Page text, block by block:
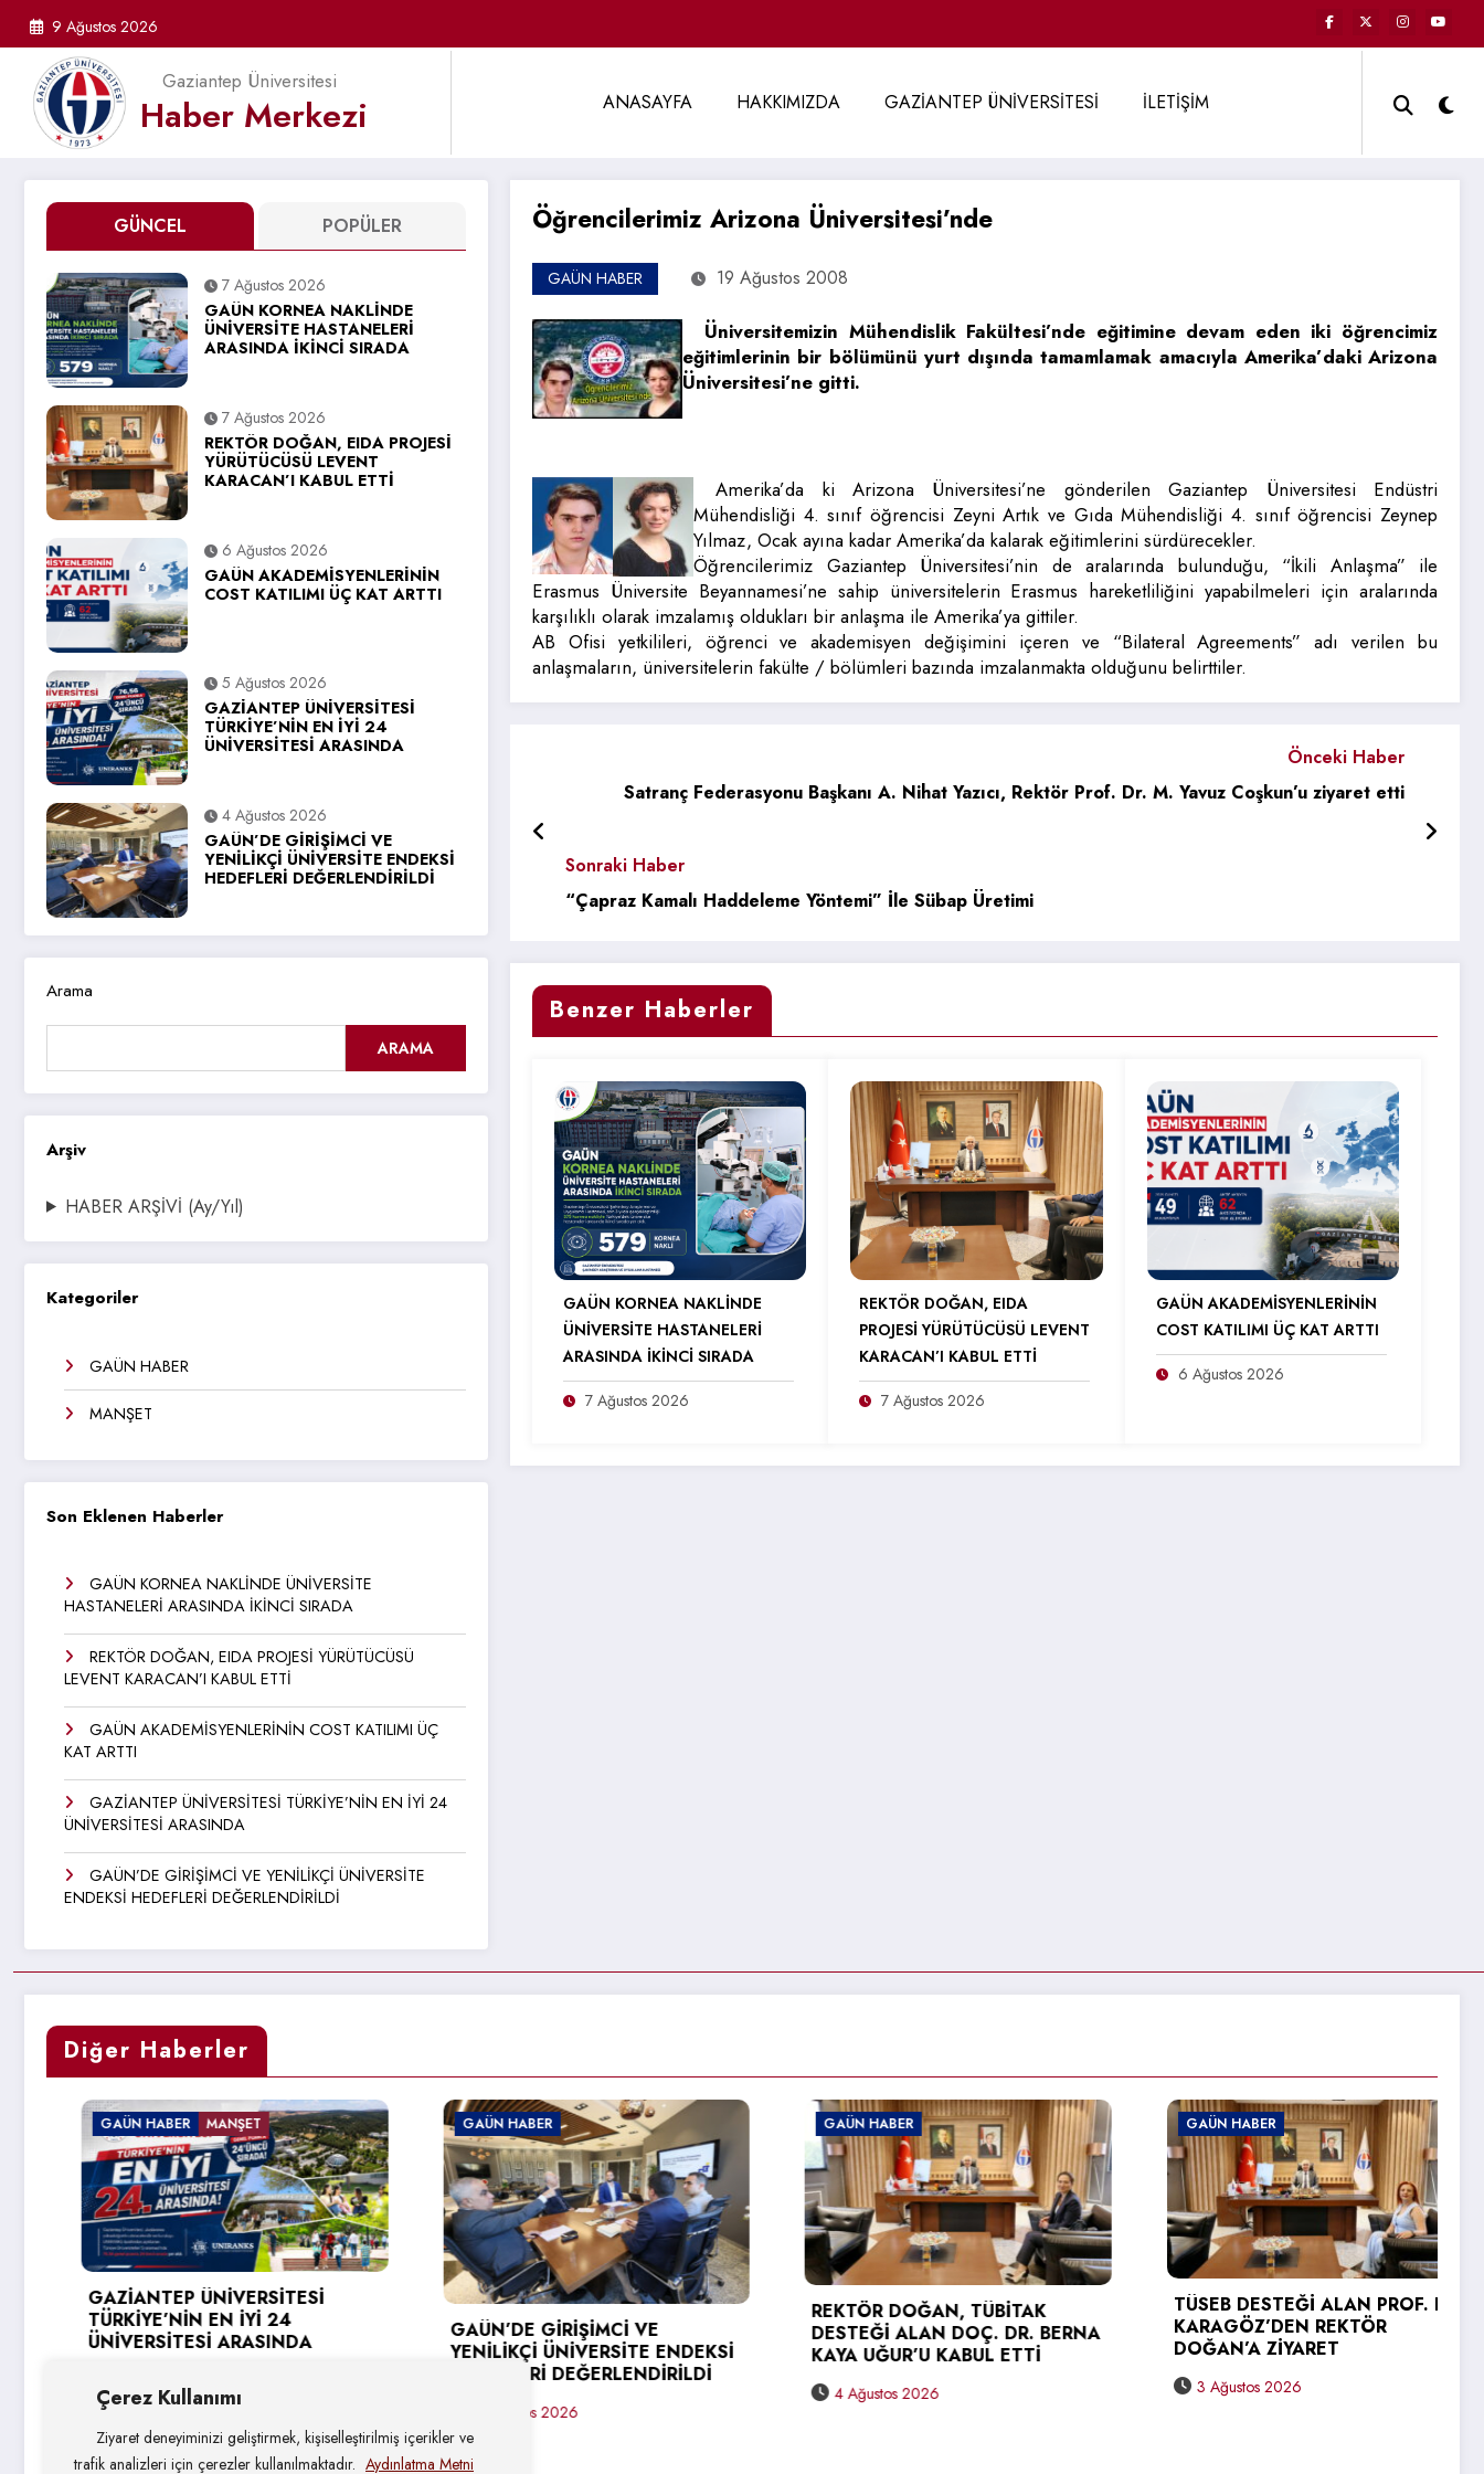
Çerez Kullanımı
Ziyaret deneyiminizi geliştirmek, kişiselleştirilmiş içerikler ve
trafik analizleri için çerezler kullanılmaktadır. Aydınlatma Metni
9 Ağustos 2026
Gaziantep Üniversitesi
Haber Merkezi ANASAYFA HAKKIMIZDA GAZİANTEP ÜNİVERSİTESİ İLETİŞİM
GÜNCEL POPÜLER
7 Ağustos 2026
GAÜN KORNEA NAKLİNDE
ÜNİVERSİTE HASTANELERİ
ARASINDA İKİNCİ SIRADA
7 Ağustos 2026
REKTÖR DOĞAN, EIDA PROJESİ
YÜRÜTÜCÜSÜ LEVENT
KARACAN’I KABUL ETTİ
6 Ağustos 2026
GAÜN AKADEMİSYENLERİNİN
COST KATILIMI ÜÇ KAT ARTTI
5 Ağustos 2026
GAZİANTEP ÜNİVERSİTESİ
TÜRKİYE’NİN EN İYİ 24
ÜNİVERSİTESİ ARASINDA
4 Ağustos 2026
GAÜN’DE GİRİŞİMCİ VE
YENİLİKÇİ ÜNİVERSİTE ENDEKSİ
HEDEFLERİ DEĞERLENDİRİLDİ
Arama
ARAMA
Arşiv
HABER ARŞİVİ (Ay/Yıl)
Kategoriler
GAÜN HABER
MANŞET
Son Eklenen Haberler
GAÜN KORNEA NAKLİNDE ÜNİVERSİTE
HASTANELERİ ARASINDA İKİNCİ SIRADA
REKTÖR DOĞAN, EIDA PROJESİ YÜRÜTÜCÜSÜ
LEVENT KARACAN’I KABUL ETTİ
GAÜN AKADEMİSYENLERİNİN COST KATILIMI ÜÇ
KAT ARTTI
GAZİANTEP ÜNİVERSİTESİ TÜRKİYE’NİN EN İYİ 24
ÜNİVERSİTESİ ARASINDA
GAÜN’DE GİRİŞİMCİ VE YENİLİKÇİ ÜNİVERSİTE
ENDEKSİ HEDEFLERİ DEĞERLENDİRİLDİ
Öğrencilerimiz Arizona Üniversitesi’nde
GAÜN HABER 19 Ağustos 2008
Üniversitemizin Mühendislik Fakültesi’nde eğitimine devam eden iki öğrencimiz
eğitimlerinin bir bölümünü yurt dışında tamamlamak amacıyla Amerika’daki Arizona
Üniversitesi’ne gitti.
Amerika’da ki Arizona Üniversitesi’ne gönderilen Gaziantep Üniversitesi Endüstri
Mühendisliği 4. sınıf öğrencisi Zeyni Artık ve Gıda Mühendisliği 4. sınıf öğrencisi Zeynep
Yılmaz, Ocak ayına kadar Amerika’da kalarak eğitimlerini sürdürecekler.
Öğrencilerimiz Gaziantep Üniversitesi’nin de aralarında bulunduğu, “İkili Anlaşma” ile
Erasmus Üniversite Beyannamesi’ne sahip üniversitelerin Erasmus hareketliliğini yapabilmeleri için aralarında
karşılıklı olarak imzalamış oldukları bir anlaşma ile Amerika’ya gittiler.
AB Ofisi yetkilileri, öğrenci ve akademisyen değişimini içeren ve “Bilateral Agreements” adı verilen bu
anlaşmaların, üniversitelerin fakülte / bölümleri bazında imzalanmakta olduğunu belirttiler.
Önceki Haber
Satranç Federasyonu Başkanı A. Nihat Yazıcı, Rektör Prof. Dr. M. Yavuz Coşkun’u ziyaret etti
Sonraki Haber
“Çapraz Kamalı Haddeleme Yöntemi” İle Sübap Üretimi
Benzer Haberler
GAÜN KORNEA NAKLİNDE
ÜNİVERSİTE HASTANELERİ
ARASINDA İKİNCİ SIRADA
7 Ağustos 2026
REKTÖR DOĞAN, EIDA
PROJESİ YÜRÜTÜCÜSÜ LEVENT
KARACAN’I KABUL ETTİ
7 Ağustos 2026
GAÜN AKADEMİSYENLERİNİN
COST KATILIMI ÜÇ KAT ARTTI
6 Ağustos 2026
Diğer Haberler
GAÜN HABER MANŞET
GAZİANTEP ÜNİVERSİTESİ
TÜRKİYE’NİN EN İYİ 24
ÜNİVERSİTESİ ARASINDA
GAÜN HABER
GAÜN’DE GİRİŞİMCİ VE
YENİLİKÇİ ÜNİVERSİTE ENDEKSİ
HEDEFLERİ DEĞERLENDİRİLDİ
4 Ağustos 2026
GAÜN HABER
REKTÖR DOĞAN, TÜBİTAK
DESTEĞİ ALAN DOÇ. DR. BERNA
KAYA UĞUR’U KABUL ETTİ
4 Ağustos 2026
GAÜN HABER
TÜSEB DESTEĞİ ALAN PROF. DR.
KARAGÖZ’DEN REKTÖR
DOĞAN’A ZİYARET
3 Ağustos 2026